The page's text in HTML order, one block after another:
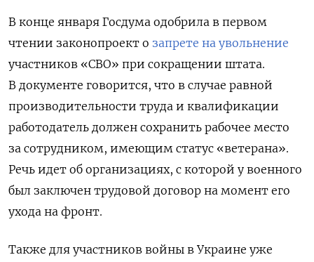
В конце января Госдума одобрила в первом
чтении законопроект о запрете на увольнение
участников «СВО» при сокращении штата.
В документе говорится, что в случае равной
производительности труда и квалификации
работодатель должен сохранить рабочее место
за сотрудником, имеющим статус «ветерана».
Речь идет об организациях, с которой у военного
был заключен трудовой договор на момент его
ухода на фронт.
Также для участников войны в Украине уже